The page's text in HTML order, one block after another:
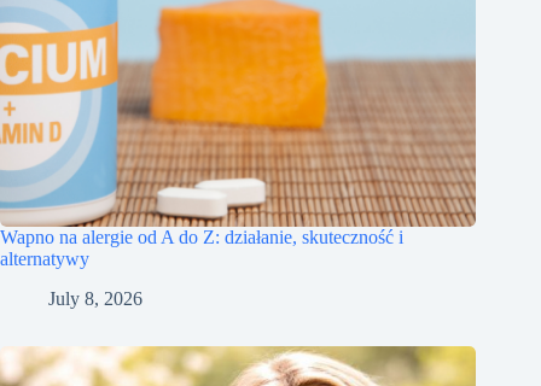
Wapno na alergie od A do Z: działanie, skuteczność i
alternatywy
July 8, 2026